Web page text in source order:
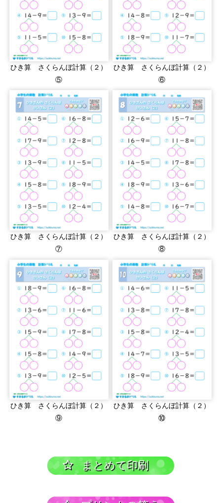
ひき算 さくらんぼ計算（２）
⑤
ひき算 さくらんぼ計算（２）
⑥
ひき算 さくらんぼ計算（２）
⑦
ひき算 さくらんぼ計算（２）
⑧
ひき算 さくらんぼ計算（２）
⑨
ひき算 さくらんぼ計算（２）
⑩
まとめて印刷